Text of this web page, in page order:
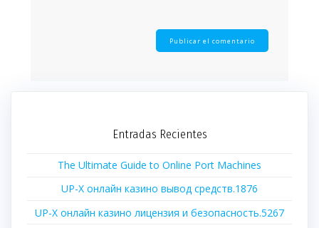
Entradas Recientes
The Ultimate Guide to Online Port Machines
UP-X онлайн казино вывод средств.1876
UP-X онлайн казино лицензия и безопасность.5267